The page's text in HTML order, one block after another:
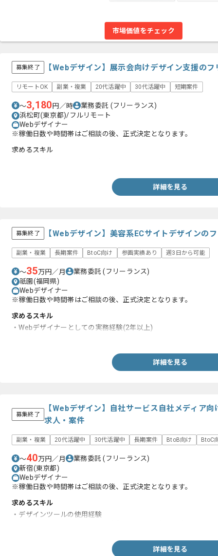
市場価値をチェック
募集終了 【Webデザイン】展示会向けデザイン支援の
リモートOK 副業・複業 20代活躍中 30代活躍中 短期案件
〜3,180円／時 業務委託 (フリーランス)
浜松町(東京都)/フルリモート
Webデザイナー
※稼働日数や時間帯はご相談の後、正式決定となります。
求めるスキル
詳細を見る
募集終了 【Webデザイン】美容系ECサイトデザインの
副業・複業 長期案件 BtoC向け 参画実績あり 週3日から可能
〜35万円／月 業務委託(フリーランス)
祇園(福岡県)
Webデザイナー
※稼働日数や時間帯はご相談の後、正式決定となります。
求めるスキル
・Webデザイナーとしての実務経験(2年以上)
詳細を見る
募集終了
【Webデザイン】自社サービス自社メディア
求人・案件
副業・複業 20代活躍中 30代活躍中 長期案件 BtoB向け BtoC
〜40万円／月 業務委託(フリーランス)
新宿(東京都)
Webデザイナー
※稼働日数や時間帯はご相談の後、正式決定となります。
求めるスキル
・デザインツールの使用経験
詳細を見る